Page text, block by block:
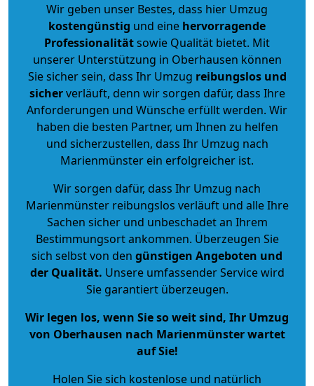
Wir geben unser Bestes, dass hier Umzug
kostengünstig und eine hervorragende
Professionalitätsowie Qualität bietet. Mit
unserer Unterstützung in Oberhausen können
Sie sicher sein, dass Ihr Umzug reibungslos und
sicherverläuft, denn wir sorgen dafür, dass Ihre
Anforderungen und Wünsche erfüllt werden. Wir
haben die besten Partner, um Ihnen zu helfen
und sicherzustellen, dass Ihr Umzug nach
Marienmünster ein erfolgreicher ist.
Wir sorgen dafür, dass Ihr Umzug nach
Marienmünster reibungslos verläuft und alle Ihre
Sachen sicher und unbeschadet an Ihrem
Bestimmungsort ankommen. Überzeugen Sie
sich selbst von den günstigen Angeboten und
der Qualität. Unsere umfassender Service wird
Sie garantiert überzeugen.
Wir legen los, wenn Sie so weit sind, Ihr Umzug
von Oberhausen nach Marienmünster wartet
auf Sie!
Holen Sie sich kostenlose und natürlich